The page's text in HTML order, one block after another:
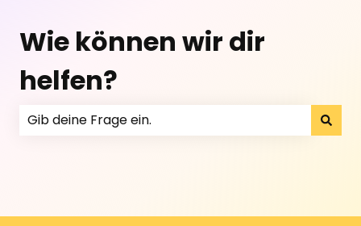
Wie können wir dir
helfen?